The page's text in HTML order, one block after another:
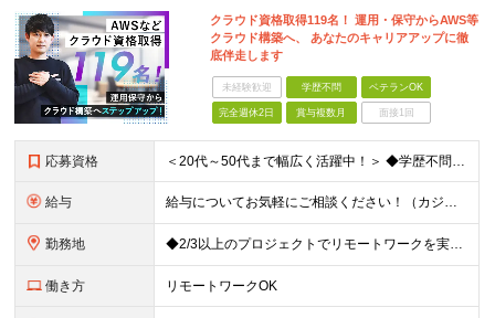
クラウド資格取得119名！ 運用・保守からAWS等
クラウド構築へ、 あなたのキャリアアップに徹
底伴走します
未経験歓迎 学歴不問 ベテランOK
完全週休2日 賞与複数月 面接1回
応募資格 ＜20代～50代まで幅広く活躍中！＞ ◆学歴不問 ◆何らかのインフラ関連の実務経験 ★経験年数不問/運用監視レベルも歓迎 ＜こんな方は大歓迎！＞ ◎今の収入に不満がある ◎もっと上流の案件で活躍した
給与 給与についてお気軽にご相談ください！（カジュアル面談可能） 月給35万円～＋各種手当＋賞与2回 ※固定残業代は、時間外労働の有無に関わらず40時間分を87,500円～支給 ※超過分は別途支給 ※試用
勤務地 ◆2/3以上のプロジェクトでリモートワークを実施中！ ≪自社拠点≫ ・東京本社／東京都千代田区丸の内二丁目6番1号 丸の内パークビルディング6階 ・関西支社／⼤阪府⼤阪市中央区安⼟町2-3-13 ⼤
働き方 リモートワークOK